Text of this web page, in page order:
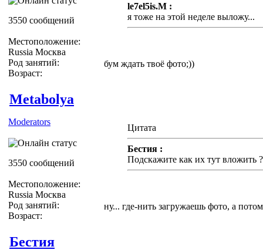
3550 сообщений
Местоположение:
Russia Москва
Род занятий:
Возраст:
le7el5is.M :
я тоже на этой неделе выложу...
бум ждать твоё фото;))
Metabolya
Moderators
3550 сообщений
Местоположение:
Russia Москва
Род занятий:
Возраст:
Цитата
Бестия :
Подскажите как их тут вложить
ну... где-нить загружаешь фото, а
Бестия